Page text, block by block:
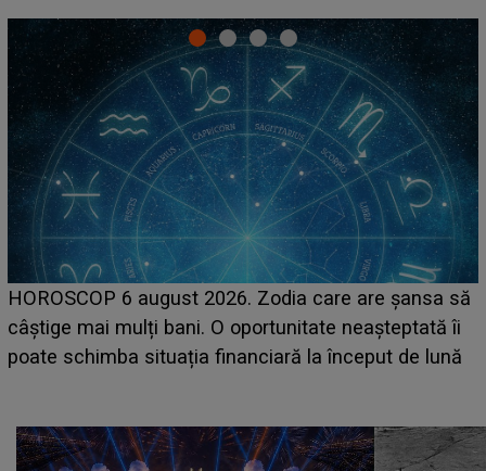
LINE-UP UNTOLD ONE, prima zi. Cine sunt artiștii
care deschid festivalul și de la ce ore au loc cele mai
așteptate concerte pe scena principală?